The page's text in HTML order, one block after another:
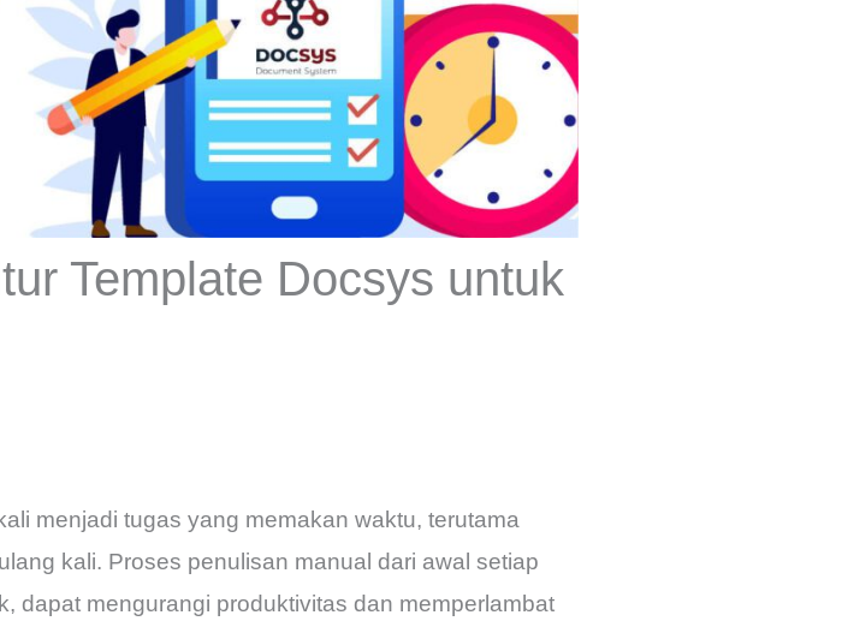
Template Docsys untuk
menjadi tugas yang memakan waktu, terutama
kali. Proses penulisan manual dari awal setiap
dapat mengurangi produktivitas dan memperlambat